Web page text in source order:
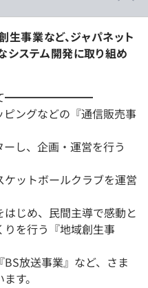
生事業など、ジャパネット
ステム開発に取り組め
━━━━━━━━
ングなどの『通信販売事
し、企画・運営を行う
ットボールクラブを運営
じめ、民間主導で感動と
りを行う『地域創生事
放送事業』など、さま
す。